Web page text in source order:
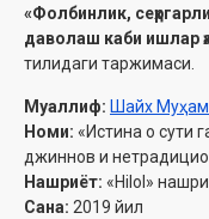
«Фолбинлик,
даволаш каби ишлар
тилидаги таржимаси.
Муаллиф: Шайх
Номи: «Истина о сути
джиннов и
Нашриёт: «Hilol»
Сана: 2019 йил